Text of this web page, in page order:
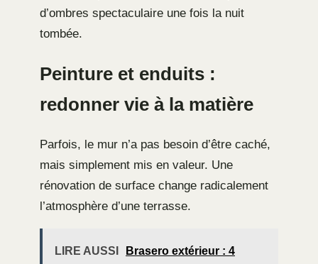
d’ombres spectaculaire une fois la nuit
tombée.
Peinture et enduits :
redonner vie à la matière
Parfois, le mur n’a pas besoin d’être caché,
mais simplement mis en valeur. Une
rénovation de surface change radicalement
l’atmosphère d’une terrasse.
LIRE AUSSI
Brasero extérieur : 4